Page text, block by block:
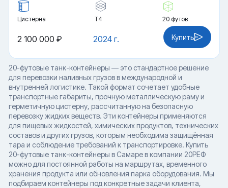
Цистерна Т4 20 футов
2024 г.
2 100 000 ₽ Купить
20-футовые танк-контейнеры — это стандартное решение
для перевозки наливных грузов в международной и
внутренней логистике. Такой формат сочетает удобные
транспортные габариты, прочную металлическую раму и
герметичную цистерну, рассчитанную на безопасную
перевозку жидких веществ. Эти контейнеры применяются
для пищевых жидкостей, химических продуктов, технических
составов и других грузов, которым необходима защищённая
тара и соблюдение требований к транспортировке. Купить
20-футовые танк-контейнеры в Самаре в компании 20РЕФ
можно для постоянной работы на маршрутах, временного
хранения продукта или обновления парка оборудования. Мы
подбираем контейнеры под конкретные задачи клиента,